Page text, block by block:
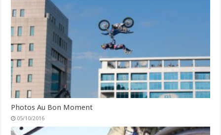
Photos Au Bon Moment
05/10/2016